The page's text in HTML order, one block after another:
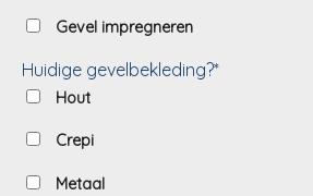
Gevel impregneren
Huidige gevelbekleding?*
Hout
Crepi
Metaal